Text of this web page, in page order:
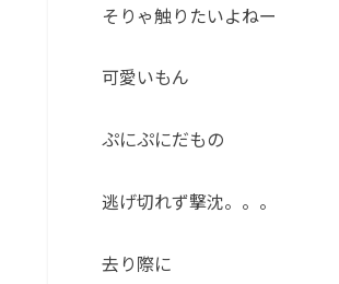
そりゃ触りたいよねー
可愛いもん
ぷにぷにだもの
逃げ切れず撃沈。。。
去り際に